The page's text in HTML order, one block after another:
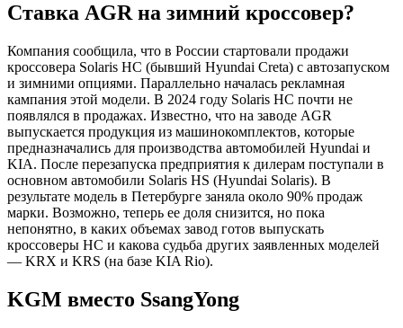
Ставка AGR на зимний кроссовер?
Компания сообщила, что в России стартовали продажи
кроссовера Solaris HC (бывший Hyundai Creta) с автозапуском
и зимними опциями. Параллельно началась рекламная
кампания этой модели. В 2024 году Solaris HC почти не
появлялся в продажах. Известно, что на заводе AGR
выпускается продукция из машинокомплектов, которые
предназначались для производства автомобилей Hyundai и
KIA. После перезапуска предприятия к дилерам поступали в
основном автомобили Solaris HS (Hyundai Solaris). В
результате модель в Петербурге заняла около 90% продаж
марки. Возможно, теперь ее доля снизится, но пока
непонятно, в каких объемах завод готов выпускать
кроссоверы HC и какова судьба других заявленных моделей
— KRX и KRS (на базе KIA Rio).
KGM вместо SsangYong